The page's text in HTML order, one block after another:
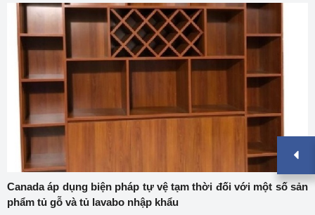
Canada áp dụng biện pháp tự vệ tạm thời đối với một số sản
phẩm tủ gỗ và tủ lavabo nhập khẩu